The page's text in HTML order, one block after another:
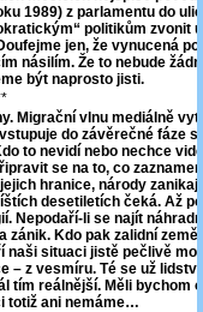
1989) z parlamentu do
politikům zvonit
jen, že vynucená
násilím. Že to nebude
být naprosto jisti.
Migrační vlnu mediálně
do závěrečné fáze
to nevidí nebo nechce
se na to, co
hranice, národy
desetiletích čeká. Až
Nepodaří-li se najít
Kdo pak zalidní
naši situaci jistě pečlivě
– z vesmíru. Té se už
tím reálnější. Měli bychom
totiž ani nemáme…